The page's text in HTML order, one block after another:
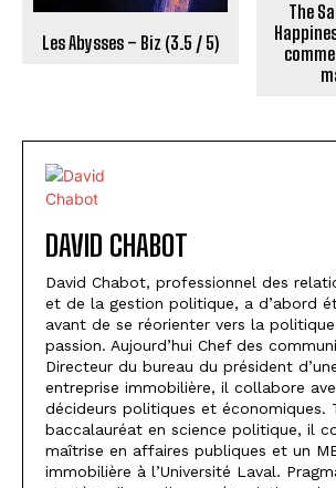
Les Abysses – Biz (3.5 / 5)
The
DAVID CHABOT
David Chabot, professionnel des
et de la gestion politique, a d’abord
avant de se réorienter vers la
passion. Aujourd’hui Chef des
Directeur du bureau du président
entreprise immobilière, il collabore
décideurs politiques et économiques.
baccalauréat en science politique, il
maîtrise en affaires publiques et un
immobilière à l’Université Laval.